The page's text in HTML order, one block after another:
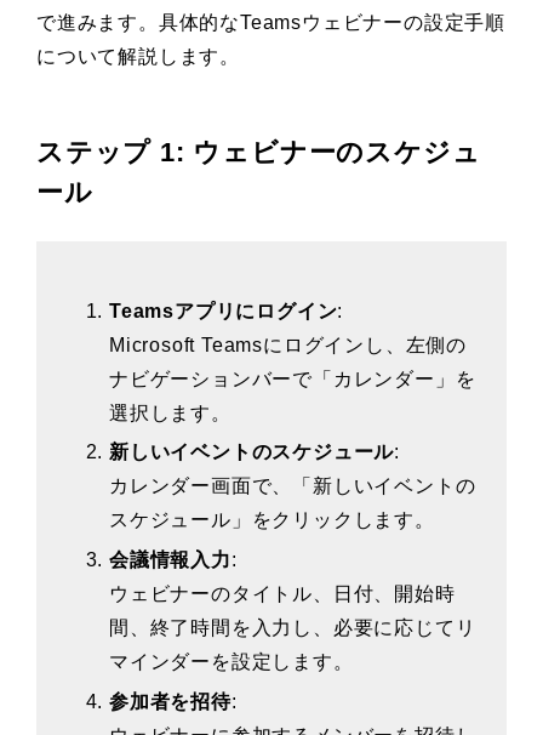
で進みます。具体的なTeamsウェビナーの設定手順
について解説します。
ステップ 1: ウェビナーのスケジュ
ール
Teamsアプリにログイン:
Microsoft Teamsにログインし、左側の
ナビゲーションバーで「カレンダー」を
選択します。
新しいイベントのスケジュール:
カレンダー画面で、「新しいイベントの
スケジュール」をクリックします。
会議情報入力:
ウェビナーのタイトル、日付、開始時
間、終了時間を入力し、必要に応じてリ
マインダーを設定します。
参加者を招待: